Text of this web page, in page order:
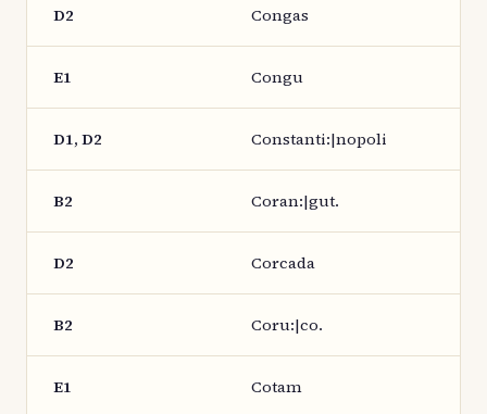
D2 Congas
E1 Congu
D1, D2 Constanti:|nopoli
B2 Coran:|gut.
D2 Corcada
B2 Coru:|co.
E1 Cotam